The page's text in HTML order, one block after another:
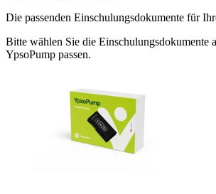
Die passenden Einschulungsdokumente für
Bitte wählen Sie die Einschulungsdokumente
YpsoPump passen.